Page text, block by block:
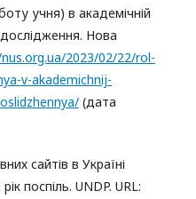
учня) в академічній
Нова
2023/02/22/rol-
v-akademichnij-
(дата
сайтів в Україні
поспіль. UNDP. URL: